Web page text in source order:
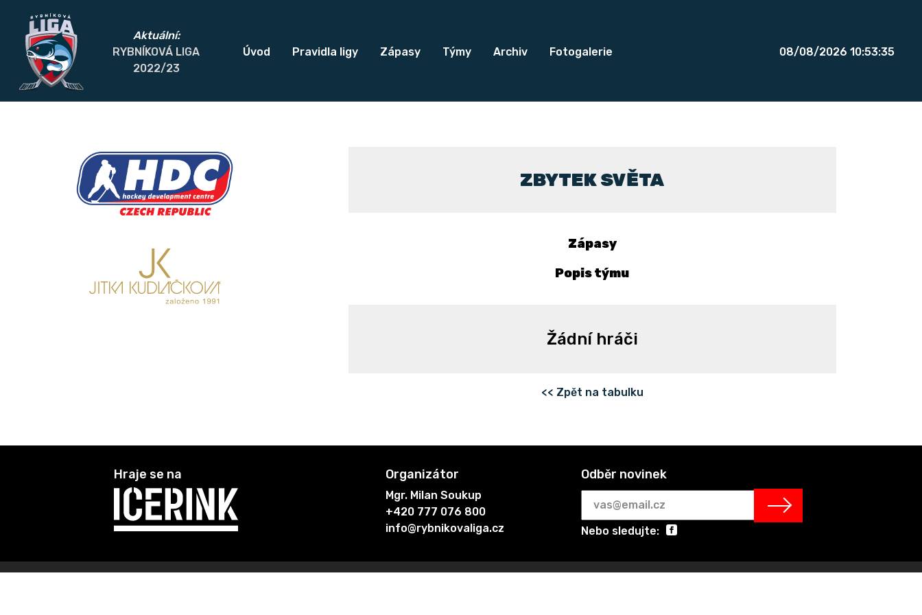
Aktuální:
RYBNÍKOVÁ LIGA
2022/23
Úvod Pravidla ligy Zápasy Týmy Archiv Fotogalerie 08/08/2026 10:53:35
ZBYTEK SVĚTA
Zápasy
Popis týmu
Žádní hráči
<< Zpět na tabulku
Hraje se na Organizátor
Mgr. Milan Soukup
+420 777 076 800
info@rybnikovaliga.cz
Odběr novinek
Nebo sledujte: